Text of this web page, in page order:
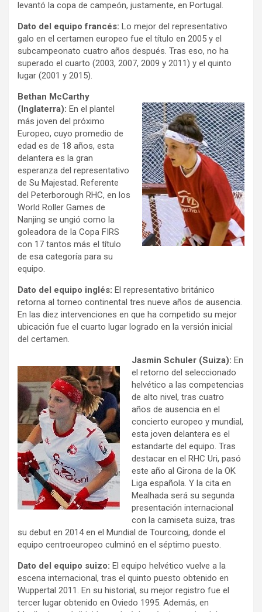
levantó la copa de campeón, justamente, en Portugal.
Dato del equipo francés: Lo mejor del representativo
galo en el certamen europeo fue el título en 2005 y el
subcampeonato cuatro años después. Tras eso, no ha
superado el cuarto (2003, 2007, 2009 y 2011) y el quinto
lugar (2001 y 2015).
Bethan McCarthy
(Inglaterra): En el plantel
más joven del próximo
Europeo, cuyo promedio de
edad es de 18 años, esta
delantera es la gran
esperanza del representativo
de Su Majestad. Referente
del Peterborough RHC, en los
World Roller Games de
Nanjing se ungió como la
goleadora de la Copa FIRS
con 17 tantos más el título
de esa categoría para su
equipo.
Dato del equipo inglés: El representativo británico
retorna al torneo continental tres nueve años de ausencia.
En las diez intervenciones en que ha competido su mejor
ubicación fue el cuarto lugar logrado en la versión inicial
del certamen.
Jasmin Schuler (Suiza): En
el retorno del seleccionado
helvético a las competencias
de alto nivel, tras cuatro
años de ausencia en el
concierto europeo y mundial,
esta joven delantera es el
estandarte del equipo. Tras
destacar en el RHC Uri, pasó
este año al Girona de la OK
Liga española. Y la cita en
Mealhada será su segunda
presentación internacional
con la camiseta suiza, tras
su debut en 2014 en el Mundial de Tourcoing, donde el
equipo centroeuropeo culminó en el séptimo puesto.
Dato del equipo suizo: El equipo helvético vuelve a la
escena internacional, tras el quinto puesto obtenido en
Wuppertal 2011. En su historial, su mejor registro fue el
tercer lugar obtenido en Oviedo 1995. Además, en